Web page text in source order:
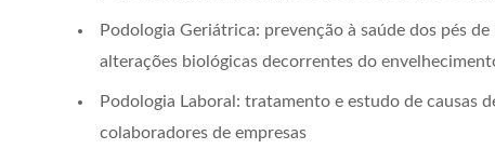
Podologia Geriátrica: prevenção à saúde dos pés
alterações biológicas decorrentes do
Podologia Laboral: tratamento e estudo de causas
colaboradores de empresas